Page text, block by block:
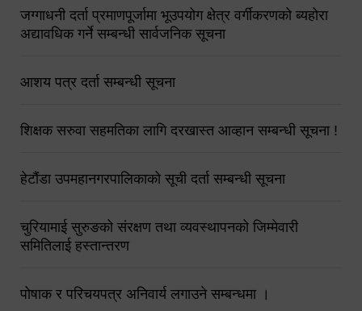
जग्गाधनी दर्ता प्रमाणपूर्जामा भूउपयोग क्षेत्र वर्गीकरणको ब्यहोरा
अद्यावधिक गर्ने सम्बन्धी सार्वजनिक सूचना
आशय पत्र दर्ता सम्बन्धी सूचना
शिक्षक सरुवा सहमतिका लागि दरखास्त आव्हान सम्बन्धी सूचना !
हेटौंडा उपमहानगरपालिकाको सूची दर्ता सम्बन्धी सूचना
चुरियामाई सुरुङको संरक्षण तथा व्यवस्थापनको जिम्मेवारी
समितिलाई हस्तान्तरण
पोषाक र परिचयपत्र अनिवार्य लगाउने सम्बन्धमा ।